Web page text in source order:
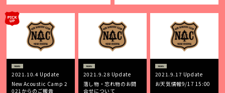
2021.10.4 Update
New Acoustic Camp 2
021からのご報告
2021.9.28 Update
落し物・忘れ物のお問
合せについて
2021.9.17 Update
お天気情報9/17 15:00